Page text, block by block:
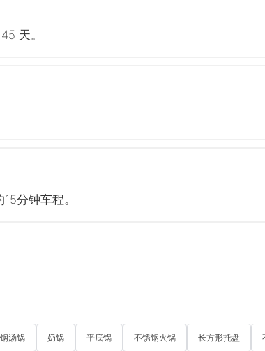
天。
分钟车程。
汤锅 奶锅 平底锅 不锈钢火锅 长方形托盘